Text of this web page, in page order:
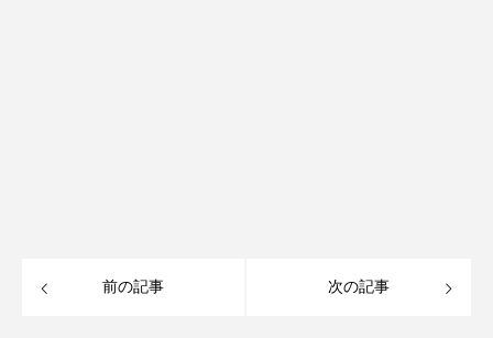
前の記事 次の記事